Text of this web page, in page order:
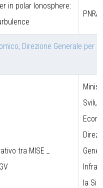
in polar Ionosphere:
PNRA
Direzione Generale per
tra MISE _
la